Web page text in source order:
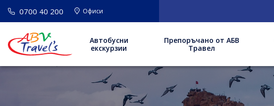
0700 40 200 Офиси
Автобусни
екскурзии
Препоръчано от АБВ
Травел